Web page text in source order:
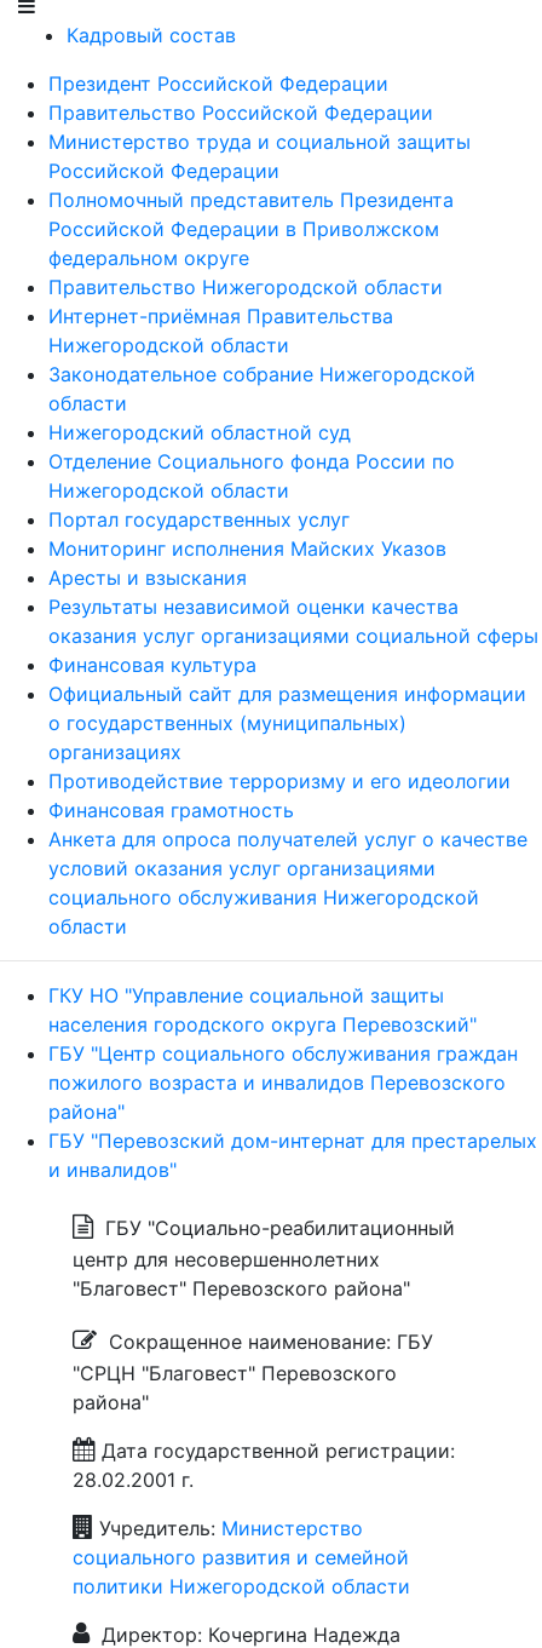
Кадровый состав
Президент Российской Федерации
Правительство Российской Федерации
Министерство труда и социальной защиты
Российской Федерации
Полномочный представитель Президента
Российской Федерации в Приволжском
федеральном округе
Правительство Нижегородской области
Интернет-приёмная Правительства
Нижегородской области
Законодательное собрание Нижегородской
области
Нижегородский областной суд
Отделение Социального фонда России по
Нижегородской области
Портал государственных услуг
Мониторинг исполнения Майских Указов
Аресты и взыскания
Результаты независимой оценки качества
оказания услуг организациями социальной сферы
Финансовая культура
Официальный сайт для размещения информации
о государственных (муниципальных)
организациях
Противодействие терроризму и его идеологии
Финансовая грамотность
Анкета для опроса получателей услуг о качестве
условий оказания услуг организациями
социального обслуживания Нижегородской
области
ГКУ НО "Управление социальной защиты
населения городского округа Перевозский"
ГБУ "Центр социального обслуживания граждан
пожилого возраста и инвалидов Перевозского
района"
ГБУ "Перевозский дом-интернат для престарелых
и инвалидов"
ГБУ "Социально-реабилитационный
центр для несовершеннолетних
"Благовест" Перевозского района"
Сокращенное наименование: ГБУ
"СРЦН "Благовест" Перевозского
района"
Дата государственной регистрации:
28.02.2001 г.
Учредитель: Министерство
социального развития и семейной
политики Нижегородской области
Директор: Кочергина Надежда